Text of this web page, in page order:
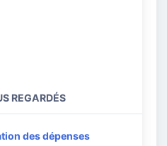
REGARDÉS
des dépenses